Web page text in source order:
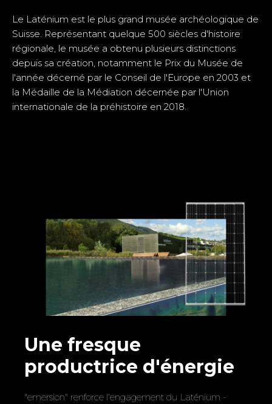
Le Laténium est le plus grand musée archéologique de
Suisse. Représentant quelque 500 siècles d'histoire
régionale, le musée a obtenu plusieurs distinctions
depuis sa création, notamment le Prix du Musée de
l'année décerné par le Conseil de l'Europe en 2003 et
la Médaille de la Médiation décernée par l'Union
internationale de la préhistoire en 2018.
Une fresque
productrice d'énergie
"emersion" renforce l'engagement du Laténium -